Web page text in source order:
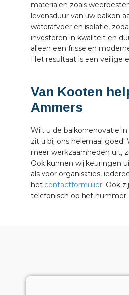
materialen zoals
levensduur van uw balkon
waterafvoer en isolatie,
investeren in kwaliteit en
alleen een frisse en
Het resultaat is een veilige
Van Kooten
Ammers
Wilt u de balkonrenovatie
zit u bij ons helemaal
meer werkzaamheden uit,
Ook kunnen wij keuringen
als voor organisaties,
het contactformulier. Ook
telefonisch op het nummer